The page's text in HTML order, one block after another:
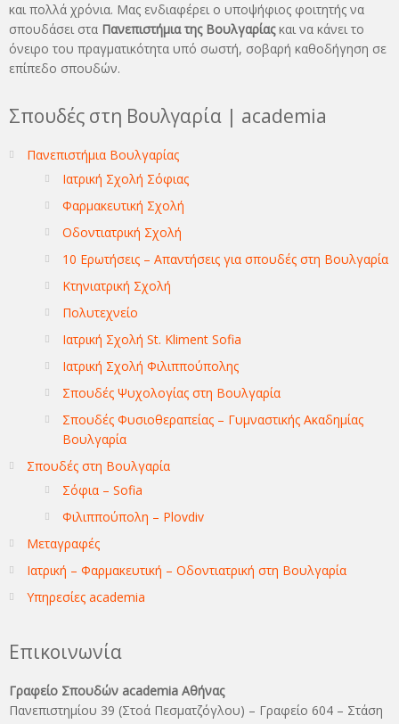
και πολλά χρόνια. Μας ενδιαφέρει ο υποψήφιος φοιτητής να
σπουδάσει στα Πανεπιστήμια της Βουλγαρίαςκαι να κάνει το
όνειρo του πραγματικότητα υπό σωστή, σοβαρή καθοδήγηση σε
επίπεδο σπουδών.
Σπουδές στη Βουλγαρία | academia
Πανεπιστήμια Βουλγαρίας
Ιατρική Σχολή Σόφιας
Φαρμακευτική Σχολή
Οδοντιατρική Σχολή
10 Ερωτήσεις – Απαντήσεις για σπουδές στη Βουλγαρία
Κτηνιατρική Σχολή
Πολυτεχνείο
Ιατρική Σχολή St. Kliment Sofia
Ιατρική Σχολή Φιλιππούπολης
Σπουδές Ψυχολογίας στη Βουλγαρία
Σπουδές Φυσιοθεραπείας – Γυμναστικής Ακαδημίας
Βουλγαρία
Σπουδές στη Βουλγαρία
Σόφια – Sofia
Φιλιππούπολη – Plovdiv
Μεταγραφές
Ιατρική – Φαρμακευτική – Οδοντιατρική στη Βουλγαρία
Υπηρεσίες academia
Επικοινωνία
Γραφείο Σπουδών academia Αθήνας
Πανεπιστημίου 39 (Στοά Πεσματζόγλου) – Γραφείο 604 – Στάση